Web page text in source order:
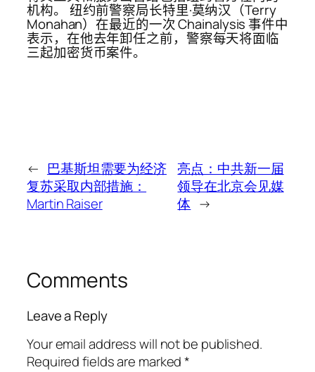
机构。 纽约前警察局长特里·莫纳汉（Terry
Monahan）在最近的一次 Chainalysis 事件中
表示，在他去年卸任之前，警察每天将面临
三起加密货币案件。
← 巴基斯坦需要为经济
复苏采取内部措施：
Martin Raiser
亮点：中共新一届
领导在北京会见媒
体 →
Comments
Leave a Reply
Your email address will not be published.
Required fields are marked*